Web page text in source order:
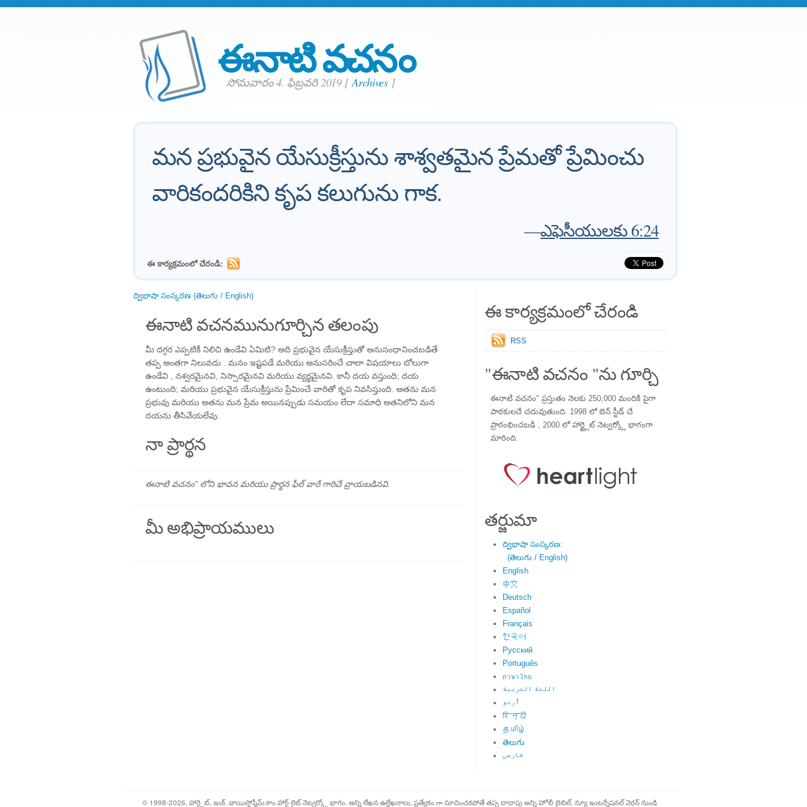
ఈనాటి వచనం
సోమవారం 4. ఫిబ్రవరి 2019 [Archives ]
మన ప్రభువైన యేసుక్రీస్తును శాశ్వతమైన ప్రేమతో ప్రేమించు
వారికందరికిని కృప కలుగును గాక.
—ఎఫెసీయులకు 6:24
ఈ కార్యక్రమంలో చేరండి:
ద్విభాషా సంస్కరణ (తెలుగు / English)
ఈనాటి వచనమునుగూర్చిన తలంపు
మీ దగ్గర ఎప్పటికీ నిలిచి ఉండేవి ఏమిటి? అది ప్రభువైన యేసుక్రీస్తుతో అనుసంధానించబడితే
తప్ప అంతగా నిలువదు . మనం ఇష్టపడే మరియు అనుసరించే చాలా విషయాలు బోలుగా
ఉండేవి , నశ్వరమైనవి, నిస్సారమైనవి మరియు వ్యర్థమైనవి. కానీ దయ వస్తుంది; దయ
ఉంటుంది; మరియు ప్రభువైన యేసుక్రీస్తును ప్రేమించే వారితో కృప నివసిస్తుంది. అతను మన
ప్రభువు మరియు అతను మన ప్రేమ అయినప్పుడు సమయం లేదా సమాధి అతనిలోని మన
దయను తీసివేయలేవు.
నా ప్రార్థన
ఈనాటి వచనం" లోని భావన మరియు ప్రార్థన ఫీల్ వారే గారిచే వ్రాయబడినవి.
మీ అభిప్రాయములు
ఈ కార్యక్రమంలో చేరండి
RSS
"ఈనాటి వచనం "ను గూర్చి
ఈనాటి వచనం" ప్రస్తుతం నెలకు 250,000 మందికి పైగా
పాఠకులచే చదువుతుంది. 1998 లో బెన్ స్టీడ్ చే
ప్రారంభించబడి , 2000 లో హార్ట్లైట్ నెట్వర్క్లో భాగంగా
మారింది.
తర్జుమా
ద్విభాషా సంస్కరణ:
(తెలుగు / English)
English
中文
Deutsch
Español
Français
한국어
Русский
Português
ภาษาไทย
اللغة العربية
اُردو
हिन्दी
தமிழ்
తెలుగు
فارسی
© 1998-2026, హార్ట్లైట్, ఇంక్. వాయిస్హోఫ్హీమ్.కాం హార్ట్ లైట్ నెట్వర్క్లో భాగం. అన్ని లేఖన ఉల్లేఖనాలు, ప్రత్యేకం గా సూచించకపోతే తప్ప దాదాపు అన్ని హోలీ బైబిల్, న్యూ ఇంటర్నేషనల్ వెర్షన్ నుండి